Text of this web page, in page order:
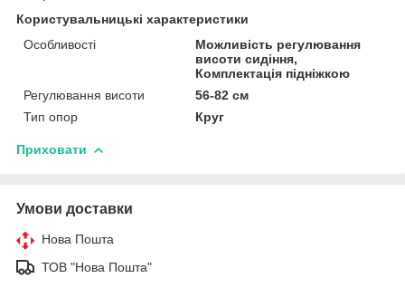
Користувальницькі характеристики
Особливості
Можливість регулювання
висоти сидіння,
Комплектація підніжкою
Регулювання висоти
56-82 см
Тип опор
Круг
Приховати
Умови доставки
Нова Пошта
ТОВ "Нова Пошта"